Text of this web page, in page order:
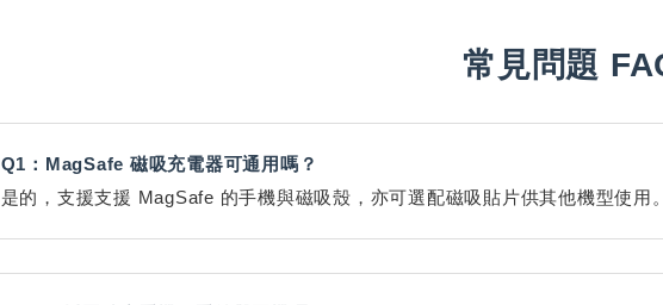
常見問題
Q1：MagSafe 磁吸充電器可通用嗎？
是的，支援支援 MagSafe 的手機與磁吸殼，亦可選配磁吸貼片供其他機型使用